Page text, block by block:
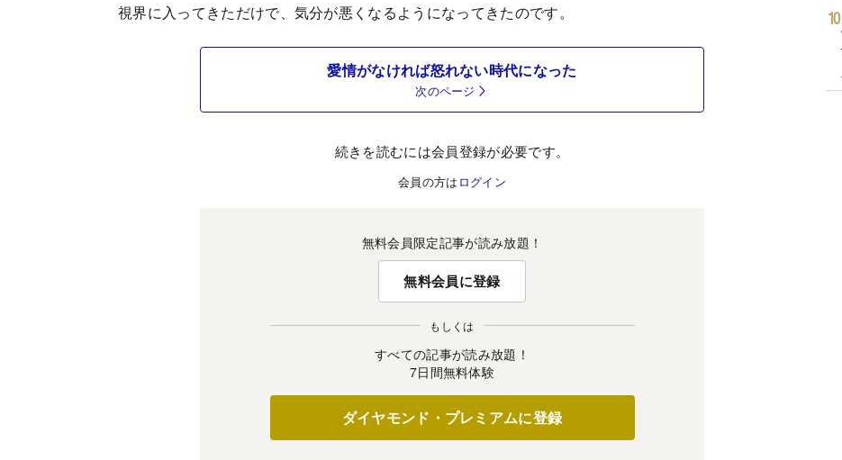
視界に入ってきただけで、気分が悪くなるようになってきたのです。
愛情がなければ怒れない時代になった
次のページ
続きを読むには会員登録が必要です。
会員の方は ログイン
無料会員限定記事が読み放題！
無料会員に登録
もしくは
すべての記事が読み放題！
7日間無料体験
ダイヤモンド・プレミアムに登録